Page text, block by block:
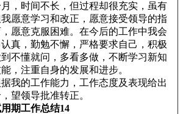
，时间不长，但过程却很充实，虽有
愿意学习和改正，愿意接受领导的指
愿意克服困难。在今后的工作中我会
真，勤勉不懈，严格要求自己，积极
不懂就问，多看多做，不断学习新知
，注重自身的发展和进步。
我的工作能力，工作态度及表现给出
望领导批准转正。
期工作总结14